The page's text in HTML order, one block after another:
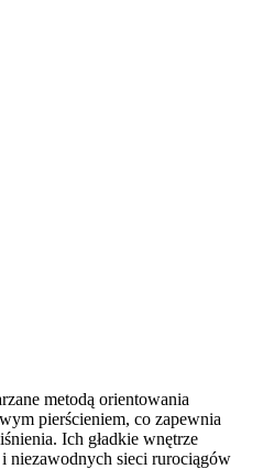
metodą orientowania
pierścieniem, co zapewnia
Ich gładkie wnętrze
niezawodnych sieci rurociągów